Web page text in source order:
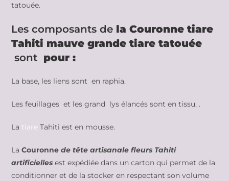
tatouée.
Les composants de la Couronne tiare
Tahiti mauve grande tiare tatouée
sont pour :
La base, les liens sont en raphia.
Les feuillages et les grand lys élancés sont en tissu, .
La tiare Tahiti est en mousse.
LaCouronnede tête artisanale fleurs Tahiti
artificiellesest expédiée dans un carton qui permet de la
conditionner et de la stocker en respectant son volume